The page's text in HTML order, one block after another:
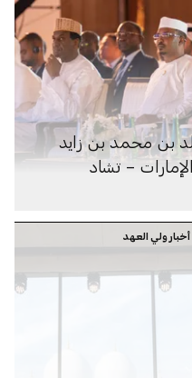
بن محمد بن زايد
– تشاد
أخبار ولي العهد